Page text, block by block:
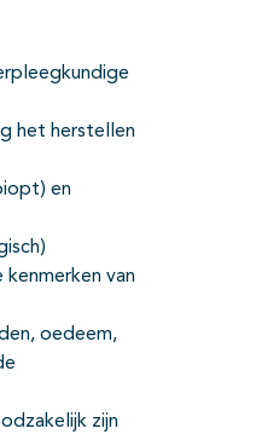
het herstellen
en
van
oedeem,
zijn